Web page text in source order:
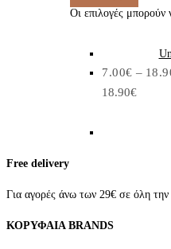
Οι επιλογές μπορούν
7.00€ –
18.90€
Free delivery
Για αγορές άνω των 29€ σε όλη την
ΚΟΡΥΦΑΙΑ BRANDS